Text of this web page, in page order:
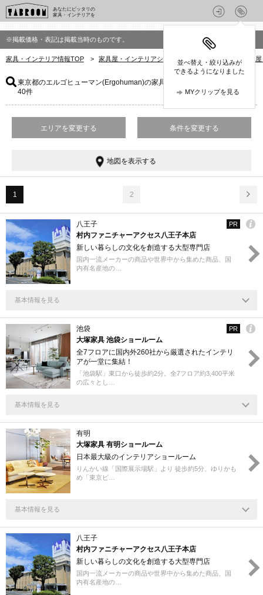
あなたにピッタリの
家具・インテリアを
並べ替え・絞り込みが
できるようになりました
MYクリップを見る
※掲載価格・表記は掲載当時のものです。
家具・インテリア情報TOP > 家具屋・インテリアショップを探す > 東京都の家具
東京都のエルゴヒューマン(Ergohuman)の家具屋・インテリアショップ
40件
エリアを変更する 条件を変更する
地図を表示する
1 2
PR
八王子
村内ファニチャーアクセス八王子本店
新しい暮らしの文化を創造する大型専門店
国内一流メーカーの商品や世界中から集めた商品、国
内有名産地の…
基本情報を見る
PR
池袋
大塚家具 池袋ショールーム
全7フロアに国内外260社から厳選されたインテリ
アが⼀堂に集結！
「池袋駅」東口から徒歩約2分。全7フロア約3,400平米
の広々とし…
基本情報を見る
有明
大塚家具 有明ショールーム
日本最大級のインテリアショールーム
りんかい線「国際展示場駅」より 徒歩約5分、ゆりかも
め「東京ビ…
基本情報を見る
八王子
村内ファニチャーアクセス八王子本店
新しい暮らしの文化を創造する大型専門店
国内一流メーカーの商品や世界中から集めた商品、国
内有名産地の…